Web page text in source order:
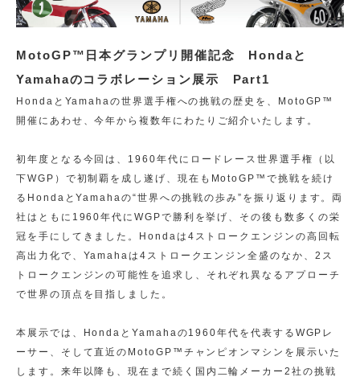
MotoGP™日本グランプリ開催記念 Hondaと
Yamahaのコラボレーション展示 Part1
HondaとYamahaの世界選手権への挑戦の歴史を、MotoGP™
開催にあわせ、今年から複数年にわたりご紹介いたします。
初年度となる今回は、1960年代にロードレース世界選手権（以
下WGP）で初制覇を成し遂げ、現在もMotoGP™で挑戦を続け
るHondaとYamahaの“世界への挑戦の歩み”を振り返ります。両
社はともに1960年代にWGPで勝利を挙げ、その後も数多くの栄
冠を手にしてきました。Hondaは4ストロークエンジンの高回転
高出力化で、Yamahaは4ストロークエンジン全盛のなか、2ス
トロークエンジンの可能性を追求し、それぞれ異なるアプローチ
で世界の頂点を目指しました。
本展示では、HondaとYamahaの1960年代を代表するWGPレ
ーサー、そして直近のMotoGP™チャンピオンマシンを展示いた
します。来年以降も、現在まで続く国内二輪メーカー2社の挑戦